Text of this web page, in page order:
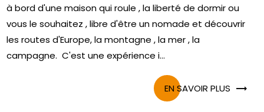
à bord d'une maison qui roule , la liberté de dormir ou
vous le souhaitez , libre d'être un nomade et découvrir
les routes d'Europe, la montagne , la mer , la
campagne. C'est une expérience i...
EN SAVOIR PLUS